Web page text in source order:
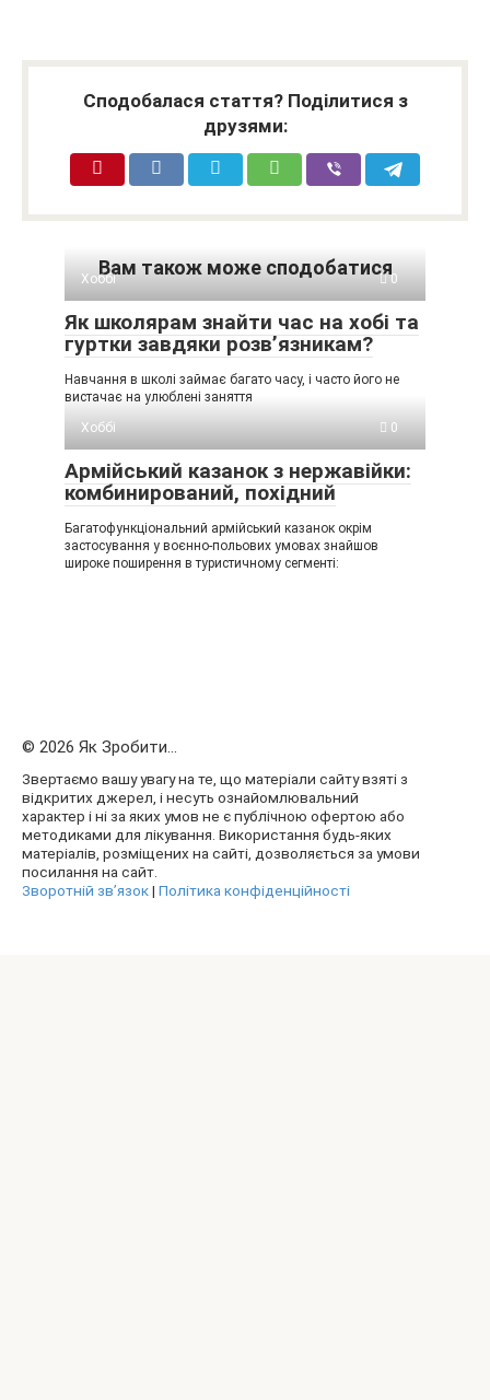
Сподобалася стаття? Поділитися з
друзями:
Вам також може сподобатися
Хоббі 0
Як школярам знайти час на хобі та
гуртки завдяки розв’язникам?
Навчання в школі займає багато часу, і часто його не
вистачає на улюблені заняття
Хоббі
0
Армійський казанок з нержавійки:
комбинирований, похідний
Багатофункціональний армійський казанок окрім
застосування у воєнно-польових умовах знайшов
широке поширення в туристичному сегменті:
© 2026 Як Зробити...
Звертаємо вашу увагу на те, що матеріали сайту взяті з
відкритих джерел, і несуть ознайомлювальний
характер і ні за яких умов не є публічною офертою або
методиками для лікування. Використання будь-яких
матеріалів, розміщених на сайті, дозволяється за умови
посилання на сайт.
Зворотній зв’язок| Політика конфіденційності